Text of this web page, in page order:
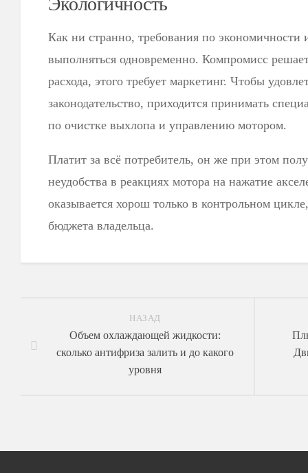
Как ни странно, требования по экономичности
выполняться одновременно. Компромисс
расхода, этого требует маркетинг. Чтобы
законодательство, приходится принимать
по очистке выхлопа и управлению мотором.
Платит за всё потребитель, он же при этом
неудобства в реакциях мотора на нажатие
оказывается хорош только в контрольном
бюджета владельца.
НАЗАД
Объем охлаждающей жидкости:
сколько антифриза залить и до какого
уровня